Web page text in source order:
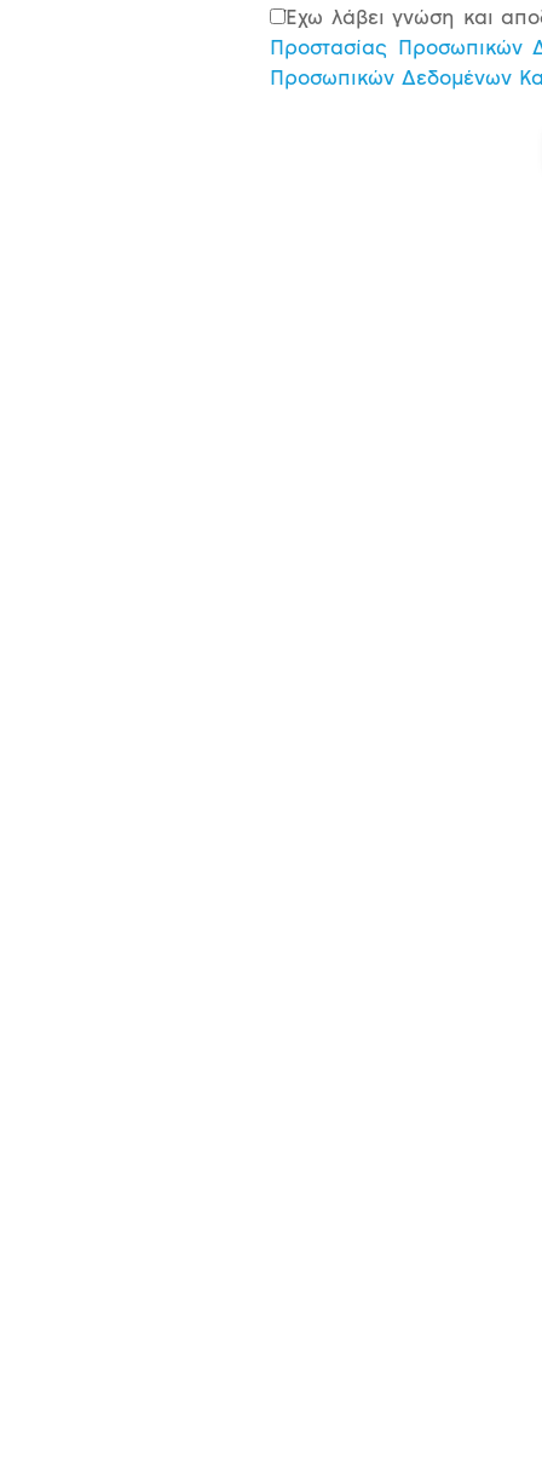
Έχω λάβει γνώση και
Προστασίας Προσωπικών
Προσωπικών Δεδομένων